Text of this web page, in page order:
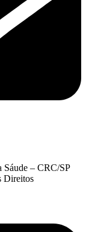
Sáude – CRC/SP
Direitos